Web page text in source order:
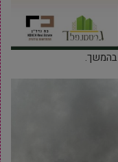
בהמשך.